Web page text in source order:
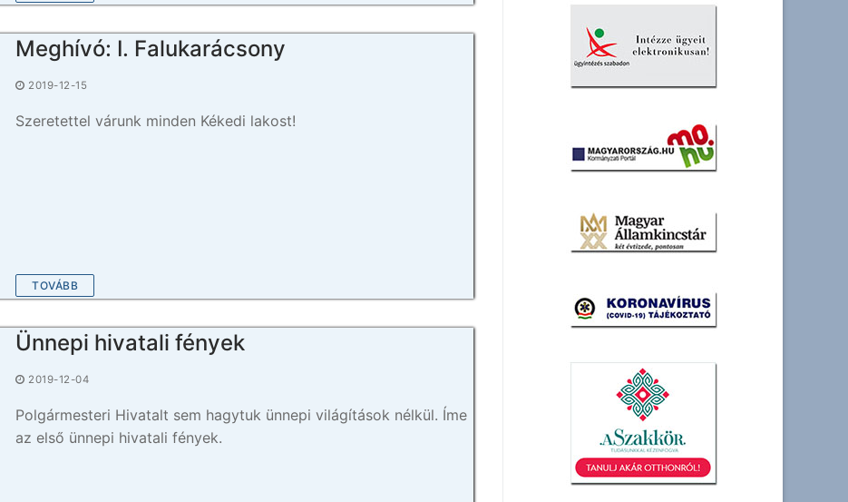
Meghívó: I. Falukarácsony
2019-12-15
Szeretettel várunk minden Kékedi lakost!
TOVÁBB
Ünnepi hivatali fények
2019-12-04
Polgármesteri Hivatalt sem hagytuk ünnepi világítások nélkül. Íme
az első ünnepi hivatali fények.